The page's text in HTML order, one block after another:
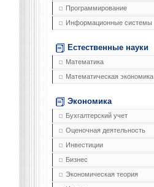
Программирование
Информационные системы
Естественные науки
Математика
Математическая экономика
Экономика
Бухгалтерский учет
Оценочная деятельность
Инвестиции
Бизнес
Экономическая теория